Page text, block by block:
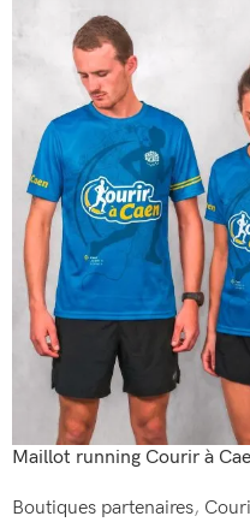
Maillot running Courir à
Boutiques partenaires,